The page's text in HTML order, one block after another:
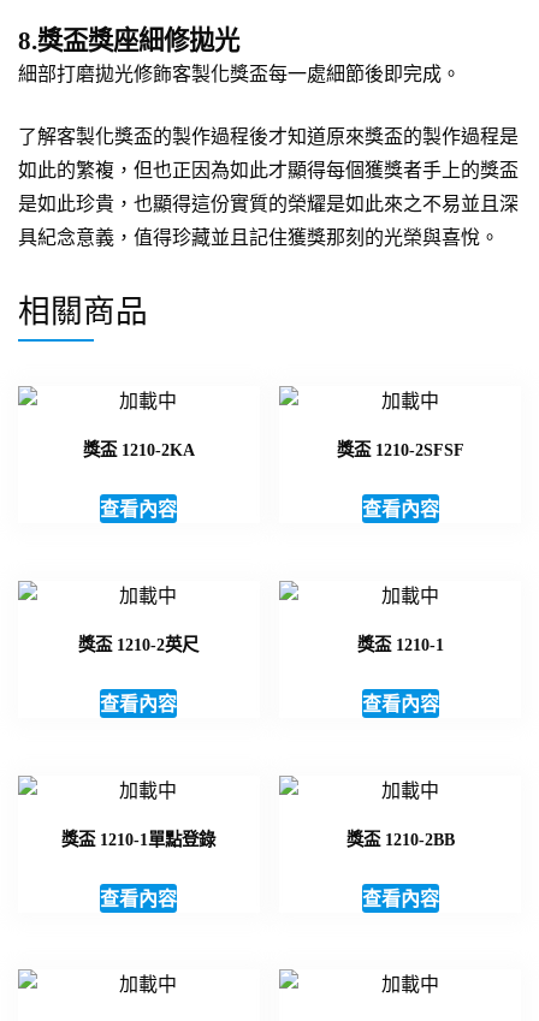
8.獎盃獎座細修拋光
細部打磨拋光修飾客製化獎盃每一處細節後即完成。
了解客製化獎盃的製作過程後才知道原來獎盃的製作過程是
如此的繁複，但也正因為如此才顯得每個獲獎者手上的獎盃
是如此珍貴，也顯得這份實質的榮耀是如此來之不易並且深
具紀念意義，值得珍藏並且記住獲獎那刻的光榮與喜悅。
相關商品
獎盃 1210-2KA
查看內容
獎盃 1210-2SFSF
查看內容
獎盃 1210-2英尺
查看內容
獎盃 1210-1
查看內容
獎盃 1210-1單點登錄
查看內容
獎盃 1210-2BB
查看內容